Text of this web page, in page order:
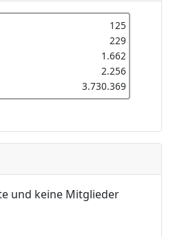
125
229
1.662
2.256
3.730.369
und keine Mitglieder